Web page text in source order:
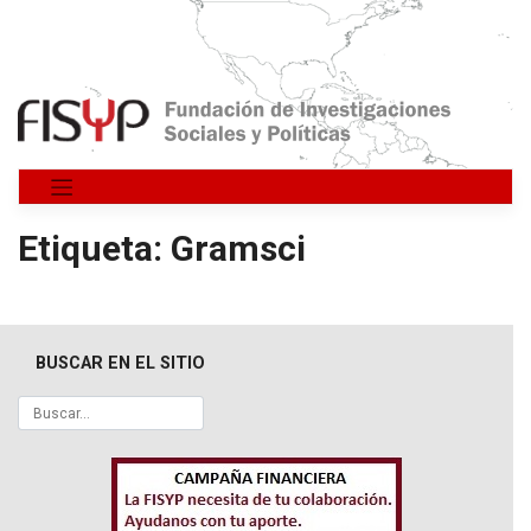
Saltar
Etiqueta: Gramsci
BUSCAR EN EL SITIO